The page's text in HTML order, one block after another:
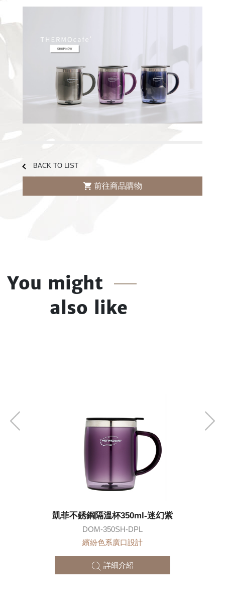
BACK TO LIST
前往商品購物
You might
also like
凱菲不銹鋼隔溫杯350ml-迷幻紫
DOM-350SH-DPL
繽紛色系廣口設計
詳細介紹